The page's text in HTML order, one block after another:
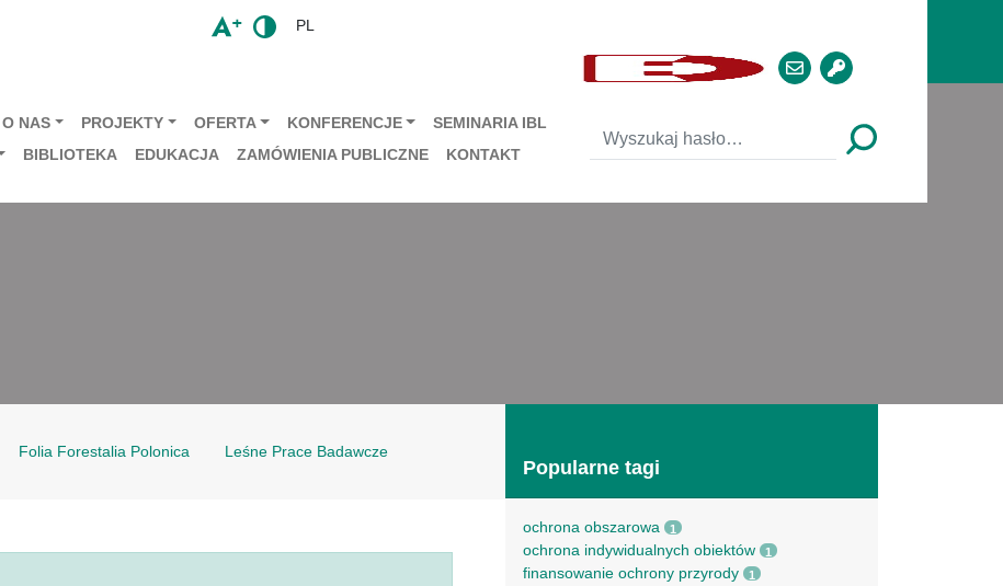
PL
O NAS PROJEKTY OFERTA KONFERENCJE
SEMINARIA IBL
BIBLIOTEKA EDUKACJA ZAMÓWIENIA PUBLICZNE KONTAKT
Folia Forestalia Polonica Leśne Prace Badawcze
Popularne tagi
ochrona obszarowa 1
ochrona indywidualnych obiektów 1
finansowanie ochrony przyrody 1